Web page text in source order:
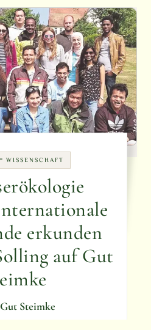
- WISSENSCHAFT
erkunden
auf Gut
Gut Steimke